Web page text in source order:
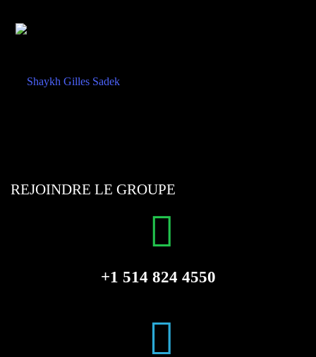
REJOINDRE LE GROUPE
+1 514 824 4550